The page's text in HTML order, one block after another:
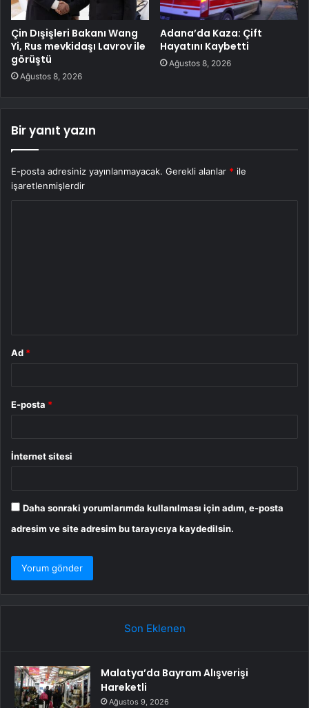
Çin Dışişleri Bakanı Wang
Yi, Rus mevkidaşı Lavrov ile
görüştü
Ağustos 8, 2026
Adana’da Kaza: Çift
Hayatını Kaybetti
Ağustos 8, 2026
Bir yanıt yazın
E-posta adresiniz yayınlanmayacak. Gerekli alanlar * ile
işaretlenmişlerdir
Ad *
E-posta *
İnternet sitesi
Daha sonraki yorumlarımda kullanılması için adım, e-posta
adresim ve site adresim bu tarayıcıya kaydedilsin.
Son Eklenen
Malatya’da Bayram Alışverişi
Hareketli
Ağustos 9, 2026